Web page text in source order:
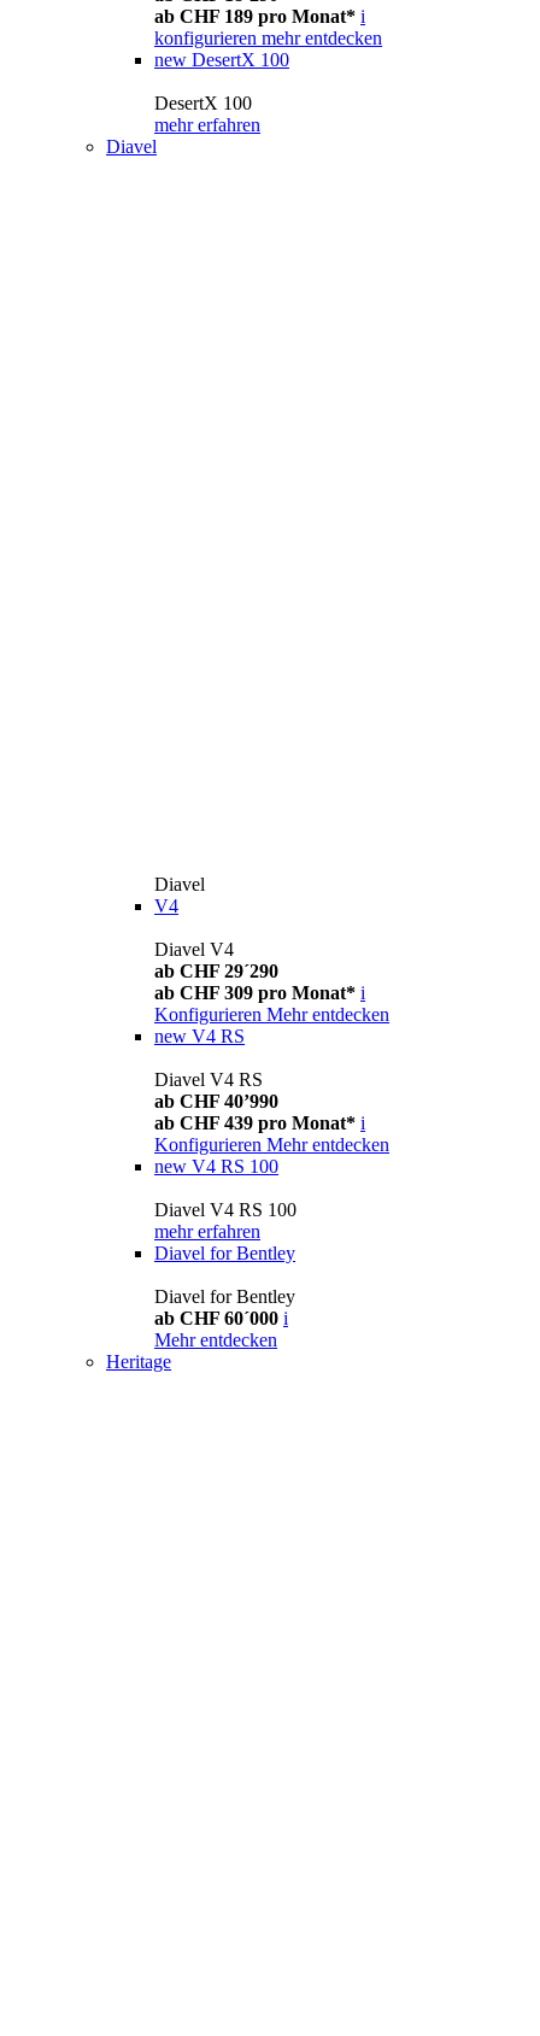
ab CHF 189 pro Monat* i
konfigurieren mehr entdecken
new DesertX 100
DesertX 100
mehr erfahren
Diavel
Diavel
V4
Diavel V4
ab CHF 29´290
ab CHF 309 pro Monat* i
Konfigurieren Mehr entdecken
new V4 RS
Diavel V4 RS
ab CHF 40’990
ab CHF 439 pro Monat* i
Konfigurieren Mehr entdecken
new V4 RS 100
Diavel V4 RS 100
mehr erfahren
Diavel for Bentley
Diavel for Bentley
ab CHF 60´000 i
Mehr entdecken
Heritage